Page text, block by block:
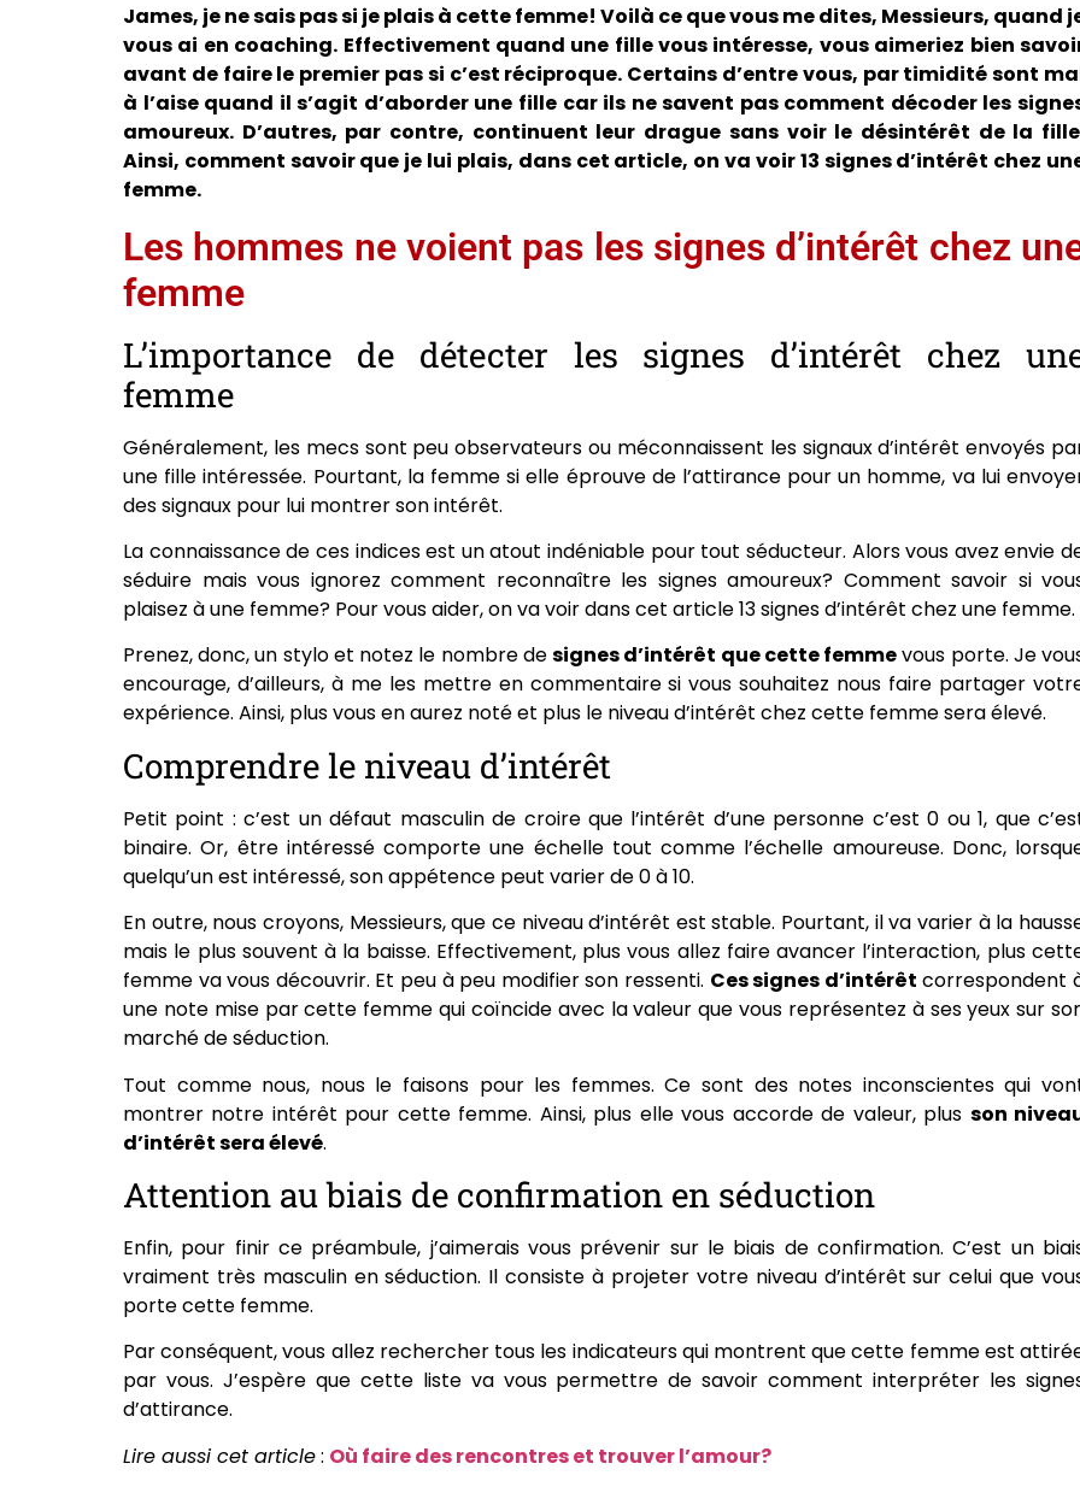
James, je ne sais pas si je plais à cette femme! Voilà ce que vous me dites, Messieurs, quand
vous ai en coaching. Effectivement quand une fille vous intéresse, vous aimeriez bien
avant de faire le premier pas si c’est réciproque. Certains d’entre vous, par timidité sont
à l’aise quand il s’agit d’aborder une fille car ils ne savent pas comment décoder les
amoureux. D’autres, par contre, continuent leur drague sans voir le désintérêt de la
Ainsi, comment savoir que je lui plais, dans cet article, on va voir 13 signes d’intérêt chez
femme.
Les hommes ne voient pas les signes d’intérêt chez
femme
L’importance de détecter les signes d’intérêt chez
femme
Généralement, les mecs sont peu observateurs ou méconnaissent les signaux d’intérêt envoyés
une fille intéressée. Pourtant, la femme si elle éprouve de l’attirance pour un homme, va lui
des signaux pour lui montrer son intérêt.
La connaissance de ces indices est un atout indéniable pour tout séducteur. Alors vous avez envie
séduire mais vous ignorez comment reconnaître les signes amoureux? Comment savoir si
plaisez à une femme? Pour vous aider, on va voir dans cet article 13 signes d’intérêt chez une femme.
Prenez, donc, un stylo et notez le nombre designes d’intérêt que cette femmevous porte. Je
encourage, d’ailleurs, à me les mettre en commentaire si vous souhaitez nous faire partager
expérience. Ainsi, plus vous en aurez noté et plus le niveau d’intérêt chez cette femme sera élevé.
Comprendre le niveau d’intérêt
Petit point : c’est un défaut masculin de croire que l’intérêt d’une personne c’est 0 ou 1, que
binaire. Or, être intéressé comporte une échelle tout comme l’échelle amoureuse. Donc,
quelqu’un est intéressé, son appétence peut varier de 0 à 10.
En outre, nous croyons, Messieurs, que ce niveau d’intérêt est stable. Pourtant, il va varier à la
mais le plus souvent à la baisse. Effectivement, plus vous allez faire avancer l’interaction, plus
femme va vous découvrir. Et peu à peu modifier son ressenti. Ces signes d’intérêt correspondent
une note mise par cette femme qui coïncide avec la valeur que vous représentez à ses yeux sur
marché de séduction.
Tout comme nous, nous le faisons pour les femmes. Ce sont des notes inconscientes qui
montrer notre intérêt pour cette femme. Ainsi, plus elle vous accorde de valeur, plus son
d’intérêt sera élevé.
Attention au biais de confirmation en séduction
Enfin, pour finir ce préambule, j’aimerais vous prévenir sur le biais de confirmation. C’est un
vraiment très masculin en séduction. Il consiste à projeter votre niveau d’intérêt sur celui que
porte cette femme.
Par conséquent, vous allez rechercher tous les indicateurs qui montrent que cette femme est
par vous. J’espère que cette liste va vous permettre de savoir comment interpréter les
d’attirance.
Lire aussi cet article: Où faire des rencontres et trouver l’amour?